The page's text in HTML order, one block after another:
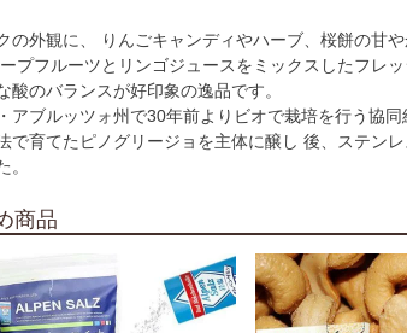
の外観に、 りんごキャンディやハーブ、桜餅の甘
プフルーツとリンゴジュースをミックスしたフレ
酸のバランスが好印象の逸品です。
アブルッツォ州で30年前よりビオで栽培を行う協
で育てたピノグリージョを主体に醸し 後、ステン
。
商品